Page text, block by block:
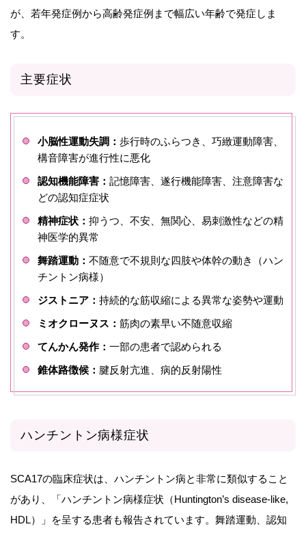
が、若年発症例から高齢発症例まで幅広い年齢で発症しま
す。
主要症状
小脳性運動失調： 歩行時のふらつき、巧緻運動障害、
構音障害が進行性に悪化
認知機能障害： 記憶障害、遂行機能障害、注意障害な
どの認知症症状
精神症状： 抑うつ、不安、無関心、易刺激性などの精
神医学的異常
舞踏運動： 不随意で不規則な四肢や体幹の動き（ハン
チントン病様）
ジストニア： 持続的な筋収縮による異常な姿勢や運動
ミオクローヌス： 筋肉の素早い不随意収縮
てんかん発作： 一部の患者で認められる
錐体路徴候： 腱反射亢進、病的反射陽性
ハンチントン病様症状
SCA17の臨床症状は、ハンチントン病と非常に類似すること
があり、「ハンチントン病様症状（Huntington’s disease-like,
HDL）」を呈する患者も報告されています。舞踏運動、認知